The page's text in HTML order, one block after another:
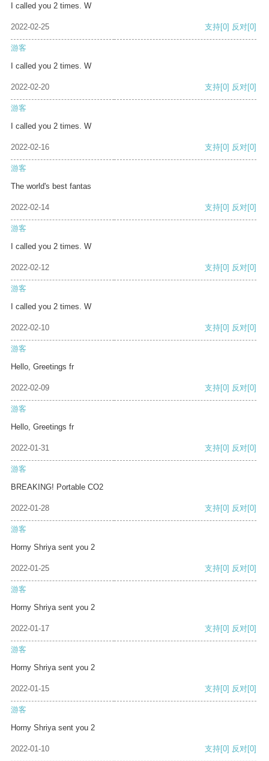
I called you 2 times. W
2022-02-25 支持[0] 反对[0]
游客
I called you 2 times. W
2022-02-20 支持[0] 反对[0]
游客
I called you 2 times. W
2022-02-16 支持[0] 反对[0]
游客
The world's best fantas
2022-02-14 支持[0] 反对[0]
游客
I called you 2 times. W
2022-02-12 支持[0] 反对[0]
游客
I called you 2 times. W
2022-02-10 支持[0] 反对[0]
游客
Hello, Greetings fr
2022-02-09 支持[0] 反对[0]
游客
Hello, Greetings fr
2022-01-31 支持[0] 反对[0]
游客
BREAKING! Portable CO2
2022-01-28 支持[0] 反对[0]
游客
Horny Shriya sent you 2
2022-01-25 支持[0] 反对[0]
游客
Horny Shriya sent you 2
2022-01-17 支持[0] 反对[0]
游客
Horny Shriya sent you 2
2022-01-15 支持[0] 反对[0]
游客
Horny Shriya sent you 2
2022-01-10 支持[0] 反对[0]